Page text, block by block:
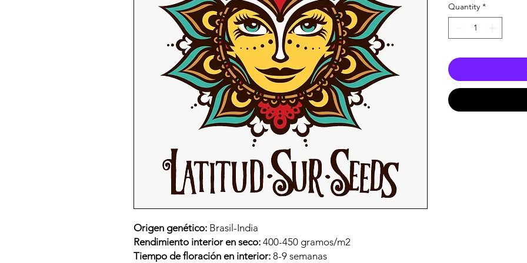
Origen genético: Brasil-India
Rendimiento interior en seco: 400-450 gramos/m2
Tiempo de floración en interior: 8-9 semanas
Quantity *